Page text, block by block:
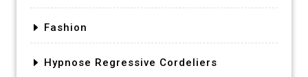
Fashion
Hypnose Regressive Cordeliers